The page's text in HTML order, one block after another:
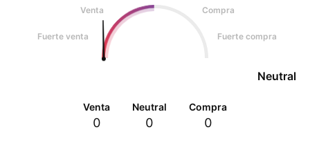
Venta
Compra
Fuerte venta Fuerte compra
Neutral
Venta
0
Neutral
0
Compra
0